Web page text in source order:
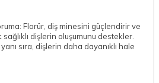
Florür, diş minesini güçlendirir ve
dişlerin oluşumunu destekler.
sıra, dişlerin daha dayanıklı hale